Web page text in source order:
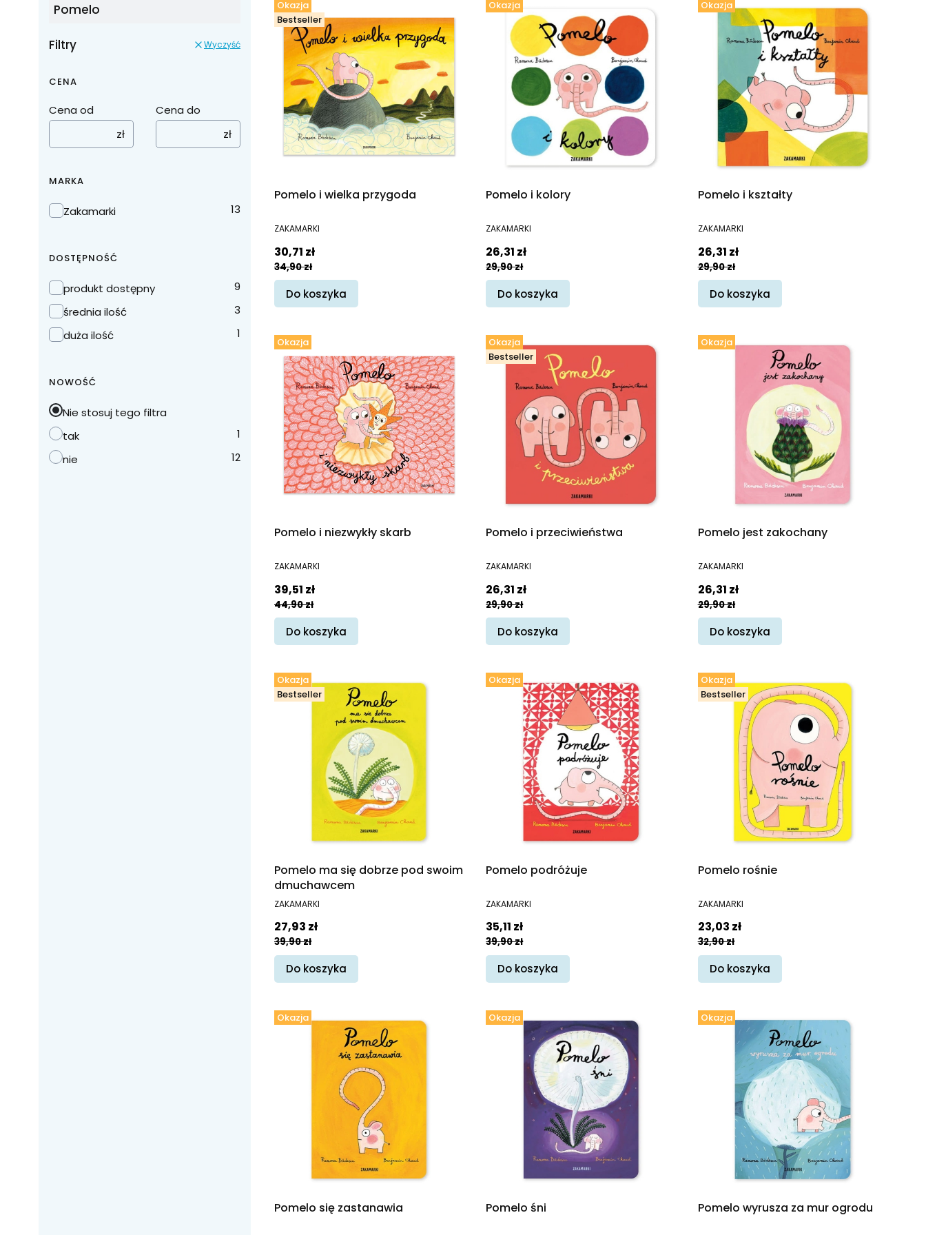
Pomelo
Filtry Wyczyść
CENA
Cena od
zł
Cena do
zł
MARKA
Marka
Zakamarki 13
DOSTĘPNOŚĆ
Dostępność
produkt dostępny
9
średnia ilość
3
duża ilość
1
NOWOŚĆ
Nie stosuj tego filtra
tak
1
nie
12
Okazja
Bestseller
Pomelo i wielka przygoda
PRODUCENT
ZAKAMARKI
Cena promocyjna
30,71 zł
34,90 zł
Do koszyka
Okazja
Pomelo i kolory
PRODUCENT
ZAKAMARKI
Cena promocyjna
26,31 zł
29,90 zł
Do koszyka
Okazja
Pomelo i kształty
PRODUCENT
ZAKAMARKI
Cena promocyjna
26,31 zł
29,90 zł
Do koszyka
Okazja
Pomelo i niezwykły skarb
PRODUCENT
ZAKAMARKI
Cena promocyjna
39,51 zł
44,90 zł
Do koszyka
Okazja
Bestseller
Pomelo i przeciwieństwa
PRODUCENT
ZAKAMARKI
Cena promocyjna
26,31 zł
29,90 zł
Do koszyka
Okazja
Pomelo jest zakochany
PRODUCENT
ZAKAMARKI
Cena promocyjna
26,31 zł
29,90 zł
Do koszyka
Okazja
Bestseller
Pomelo ma się dobrze pod swoim
dmuchawcem
PRODUCENT
ZAKAMARKI
Cena promocyjna
27,93 zł
39,90 zł
Do koszyka
Okazja
Pomelo podróżuje
PRODUCENT
ZAKAMARKI
Cena promocyjna
35,11 zł
39,90 zł
Do koszyka
Okazja
Bestseller
Pomelo rośnie
PRODUCENT
ZAKAMARKI
Cena promocyjna
23,03 zł
32,90 zł
Do koszyka
Okazja
Pomelo się zastanawia
Okazja
Pomelo śni
Okazja
Pomelo wyrusza za mur ogrodu